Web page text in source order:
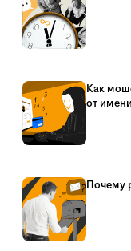
Как
от
Почему